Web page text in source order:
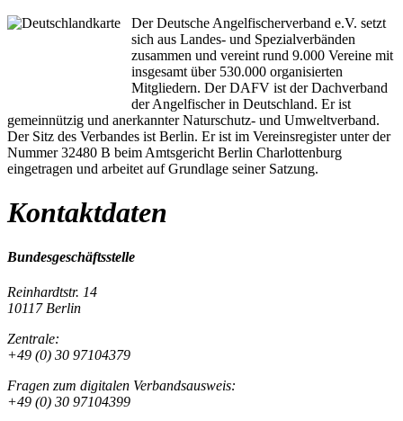
Der Deutsche Angelfischerverband e.V. setzt
sich aus Landes- und Spezialverbänden
zusammen und vereint rund 9.000 Vereine mit
insgesamt über 530.000 organisierten
Mitgliedern. Der DAFV ist der Dachverband
der Angelfischer in Deutschland. Er ist
gemeinnützig und anerkannter Naturschutz- und Umweltverband.
Der Sitz des Verbandes ist Berlin. Er ist im Vereinsregister unter der
Nummer 32480 B beim Amtsgericht Berlin Charlottenburg
eingetragen und arbeitet auf Grundlage seiner Satzung.
Kontaktdaten
Bundesgeschäftsstelle
Reinhardtstr. 14
10117 Berlin
Zentrale:
+49 (0) 30 97104379
Fragen zum digitalen Verbandsausweis:
+49 (0) 30 97104399